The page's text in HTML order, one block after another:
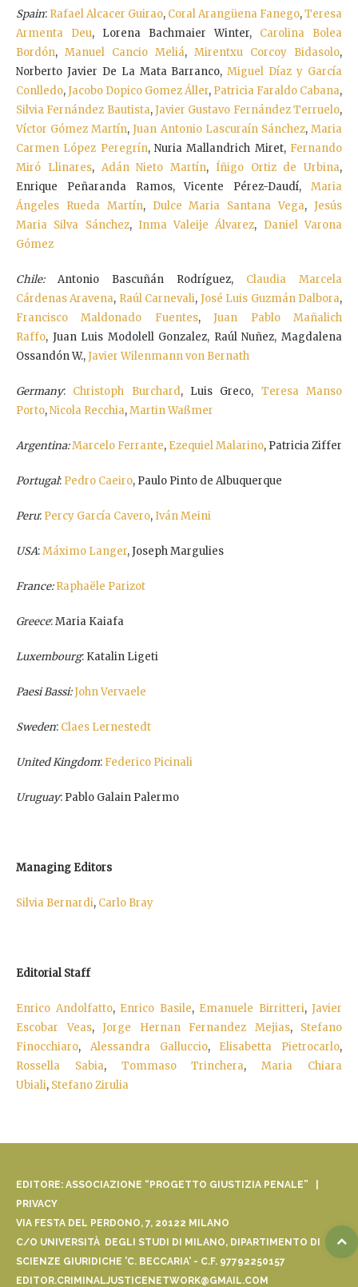
Spain: Rafael Alcacer Guirao, Coral Arangüena Fanego,Teresa
Armenta Deu, Lorena Bachmaier Winter, Carolina Bolea
Bordón, Manuel Cancio Meliá, Mirentxu Corcoy Bidasolo,
Norberto Javier De La Mata Barranco,Miguel Díaz y García
Conlledo,Jacobo Dopico Gomez Áller, Patricia Faraldo Cabana,
Silvia Fernández Bautista,Javier Gustavo Fernández Terruelo,
Víctor Gómez Martín,Juan Antonio Lascuraín Sánchez,Maria
Carmen López Peregrín, Nuria Mallandrich Miret, Fernando
Miró Llinares, Adán Nieto Martín, Íñigo Ortiz de Urbina,
Enrique Peñaranda Ramos, Vicente Pérez-Daudí, Maria
Ángeles Rueda Martín, Dulce Maria Santana Vega,Jesús
Maria Silva Sánchez, Inma Valeije Álvarez, Daniel Varona
Gómez
Chile: Antonio Bascuñán Rodríguez, Claudia Marcela
Cárdenas Aravena, Raúl Carnevali, José Luis Guzmán Dalbora,
Francisco Maldonado Fuentes,Juan Pablo Mañalich
Raffo, Juan Luis Modolell Gonzalez, Raúl Nuñez, Magdalena
Ossandón W.,Javier Wilenmann von Bernath
Germany: Christoph Burchard, Luis Greco, Teresa Manso
Porto,Nicola Recchia,Martin Waßmer
Argentina:Marcelo Ferrante, Ezequiel Malarino, Patricia Ziffer
Portugal: Pedro Caeiro, Paulo Pinto de Albuquerque
Peru: Percy García Cavero,Iván Meini
USA:Máximo Langer, Joseph Margulies
France:Raphaële Parizot
Greece: Maria Kaiafa
Luxembourg: Katalin Ligeti
Paesi Bassi:John Vervaele
Sweden: Claes Lernestedt
United Kingdom: Federico Picinali
Uruguay: Pablo Galain Palermo
Managing Editors
Silvia Bernardi, Carlo Bray
Editorial Staff
Enrico Andolfatto, Enrico Basile, Emanuele Birritteri, Javier
Escobar Veas, Jorge Hernan Fernandez Mejias, Stefano
Finocchiaro, Alessandra Galluccio, Elisabetta Pietrocarlo,
Rossella Sabia, Tommaso Trinchera,Maria Chiara
Ubiali, Stefano Zirulia
EDITORE: ASSOCIAZIONE “PROGETTO GIUSTIZIA PENALE” |
PRIVACY
VIA FESTA DEL PERDONO, 7, 20122 MILANO
C/O UNIVERSITÀ DEGLI STUDI DI MILANO, DIPARTIMENTO DI
SCIENZE GIURIDICHE 'C. BECCARIA' - C.F. 97792250157
EDITOR.CRIMINALJUSTICENETWORK@GMAIL.COM